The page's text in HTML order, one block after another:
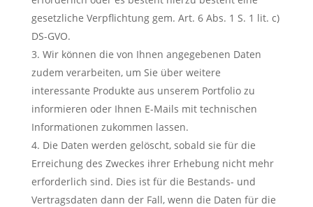
gesetzliche Verpflichtung gem. Art. 6 Abs. 1 S. 1 lit. c)
DS-GVO.
Wir können die von Ihnen angegebenen Daten
zudem verarbeiten, um Sie über weitere
interessante Produkte aus unserem Portfolio zu
informieren oder Ihnen E-Mails mit technischen
Informationen zukommen lassen.
Die Daten werden gelöscht, sobald sie für die
Erreichung des Zweckes ihrer Erhebung nicht mehr
erforderlich sind. Dies ist für die Bestands- und
Vertragsdaten dann der Fall, wenn die Daten für die